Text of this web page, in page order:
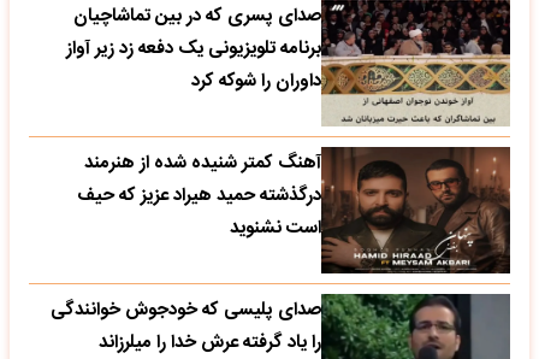
صدای پسری که در بین تماشاچیان
برنامه تلویزیونی یک دفعه زد زیر آواز
داوران را شوکه کرد
آهنگ کمتر شنیده شده از هنرمند
درگذشته حمید هیراد عزیز که حیف
است نشنوید
صدای پلیسی که خودجوش خوانندگی
را یاد گرفته عرش خدا را میلرزاند